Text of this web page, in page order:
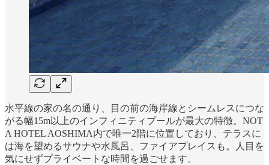
水平線の家の名の通り、目の前の海岸線とシームレスにつな
がる幅15m以上のインフィニティプールが最大の特徴。NOT
A HOTEL AOSHIMA内で唯一2階に位置しており、テラスに
は海を望めるサウナや水風呂、ファイアプレイスも。人目を
気にせずプライベートな時間を過ごせます。